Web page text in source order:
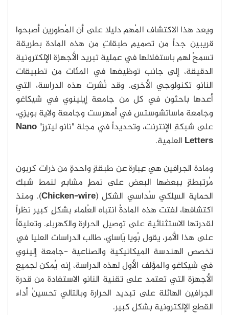
ويعد هذا الاكتشاف المُهم دليلا على أن المُطورين أصبحوا
قريبين جداً من تصميم طبقاتٍ من هذه المادة بطريقة
تسمحُ لهم باستغلالها في عملية تبريد الأجهزة الإلكترونية
الدقيقة، إلى جانب توظيفها في المئات من تطبيقات
النانو تكنولوجي الأخرى. وقد نُشرت هذه الدراسة، التي
أعدها باحثون في كل من جامعة إيلينوي في شيكاغو
وجامعة ماساتشوستس في أمهرست وجامعة ولاية بويزي،
على شبكةِ الإنترنت، وتحديداً في مجلة "نانو ليترز" Nano
Letters العلمية.
ومادة الجرافين هي عِبارة عن طبقةٍ واحدةٍ من ذرات كربون
مُرتبطةٍ ببعضها البعض على نمطٍ مشابهٍ لنمط شبك
الحماية السِلكي سُداسي الشكل (Chicken-wire). ومنذ
اكتشافها، لفتت هذه المادةُ انتباه العُلماء بشكلٍ كبير نظراً
لقدرتها الاستثنائية على توصيل الحرارة والكهرباء. وتعليقاً
على هذا الأمر، يقول بُويا يَاساي، طالب الدراسات العليا في
تخصص الهندسة الميكانيكية والصناعية -جامعة إلينوي
في شيكاغو والمؤلف الأول لهذه الدراسة، إنه يُمكن لجميع
الأجهزة التي تعتمد على تقنية النانو الاستفادة من قدرة
الجرافين الهائلة على تبديد الحرارة وبالتالي تحسينُ أداء
القطع الإلكترونية بشكل كبير.